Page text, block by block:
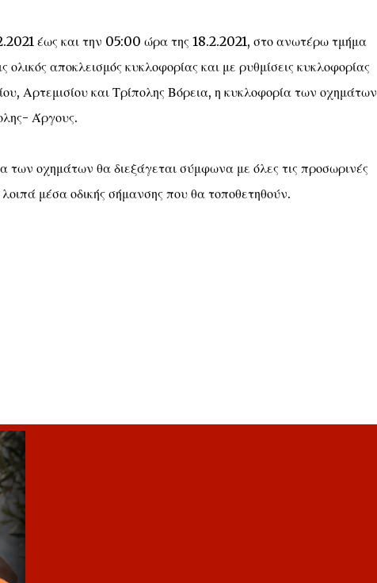
έως και την 05:00 ώρα της 18.2.2021, στο ανωτέρω τμήμα
ολικός αποκλεισμός κυκλοφορίας και με ρυθμίσεις κυκλοφορίας
Αρτεμισίου και Τρίπολης Βόρεια, η κυκλοφορία των οχημάτων
Άργους.
των οχημάτων θα διεξάγεται σύμφωνα με όλες τις προσωρινές
μέσα οδικής σήμανσης που θα τοποθετηθούν.